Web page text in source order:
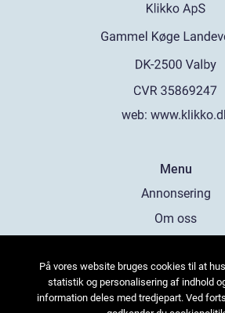
web:
Menu
Annonsering
Om oss
Kontakta oss
Sitemap
På vores website bruges cookies til at
statistik og personalisering af indhold
information deles med tredjepart. Ved